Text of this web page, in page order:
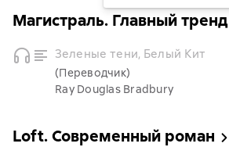
Магистраль. Главный тренд
Зеленые тени, Белый Кит
(Переводчик)
Ray Douglas Bradbury
Loft. Современный роман